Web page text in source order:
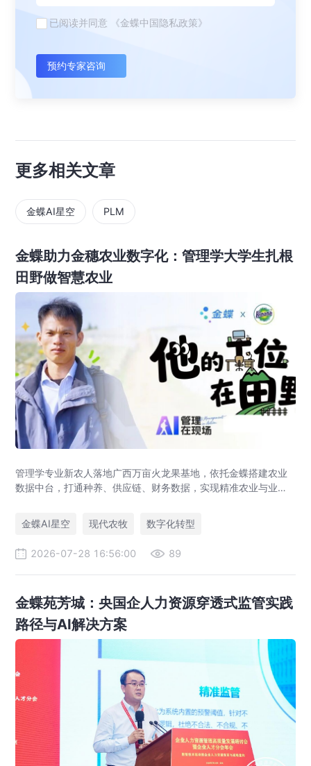
已阅读并同意 《金蝶中国隐私政策》
预约专家咨询
更多相关文章
金蝶AI星空 PLM
金蝶助力金穗农业数字化：管理学大学生扎根
田野做智慧农业
管理学专业新农人落地广西万亩火龙果基地，依托金蝶搭建农业
数据中台，打通种养、供应链、财务数据，实现精准农业与业财
金蝶AI星空
现代农牧 数字化转型
2026-07-28 16:56:00 89
金蝶苑芳城：央国企人力资源穿透式监管实践
路径与AI解决方案